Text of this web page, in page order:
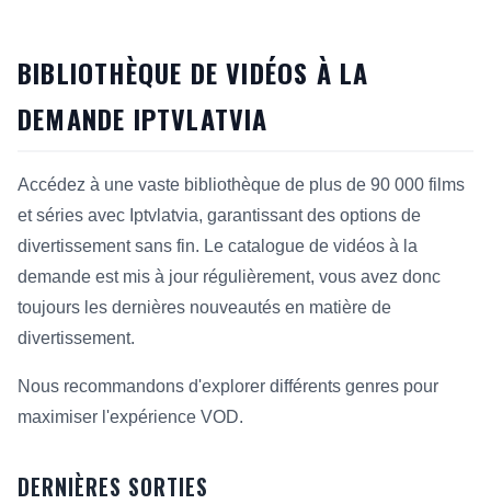
BIBLIOTHÈQUE DE VIDÉOS À LA
DEMANDE IPTVLATVIA
Accédez à une vaste bibliothèque de plus de 90 000 films
et séries avec Iptvlatvia, garantissant des options de
divertissement sans fin. Le catalogue de vidéos à la
demande est mis à jour régulièrement, vous avez donc
toujours les dernières nouveautés en matière de
divertissement.
Nous recommandons d'explorer différents genres pour
maximiser l'expérience VOD.
DERNIÈRES SORTIES